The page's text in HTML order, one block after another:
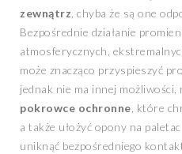
zewnątrz , chyba że są one
Bezpośrednie działanie
atmosferycznych,
może znacząco przyspieszyć
jednak nie ma innej możliwości,
pokrowce ochronne , które
a także ułożyć opony na
uniknąć bezpośredniego